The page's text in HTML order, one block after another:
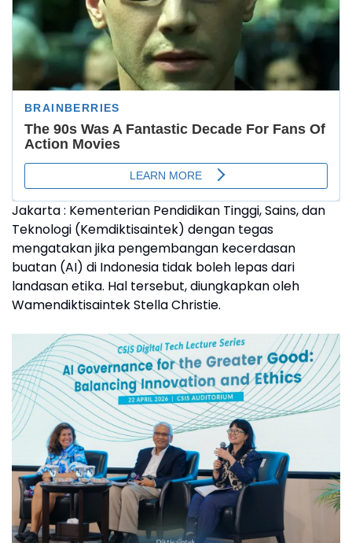
Jakarta : Kementerian Pendidikan Tinggi, Sains, dan
Teknologi (Kemdiktisaintek) dengan tegas
mengatakan jika pengembangan kecerdasan
buatan (AI) di Indonesia tidak boleh lepas dari
landasan etika. Hal tersebut, diungkapkan oleh
Wamendiktisaintek Stella Christie.